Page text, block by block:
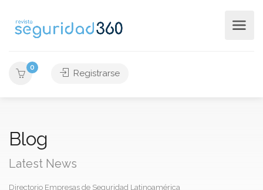
0
Registrarse
Blog
Latest News
Directorio Empresas de Seguridad Latinoamérica